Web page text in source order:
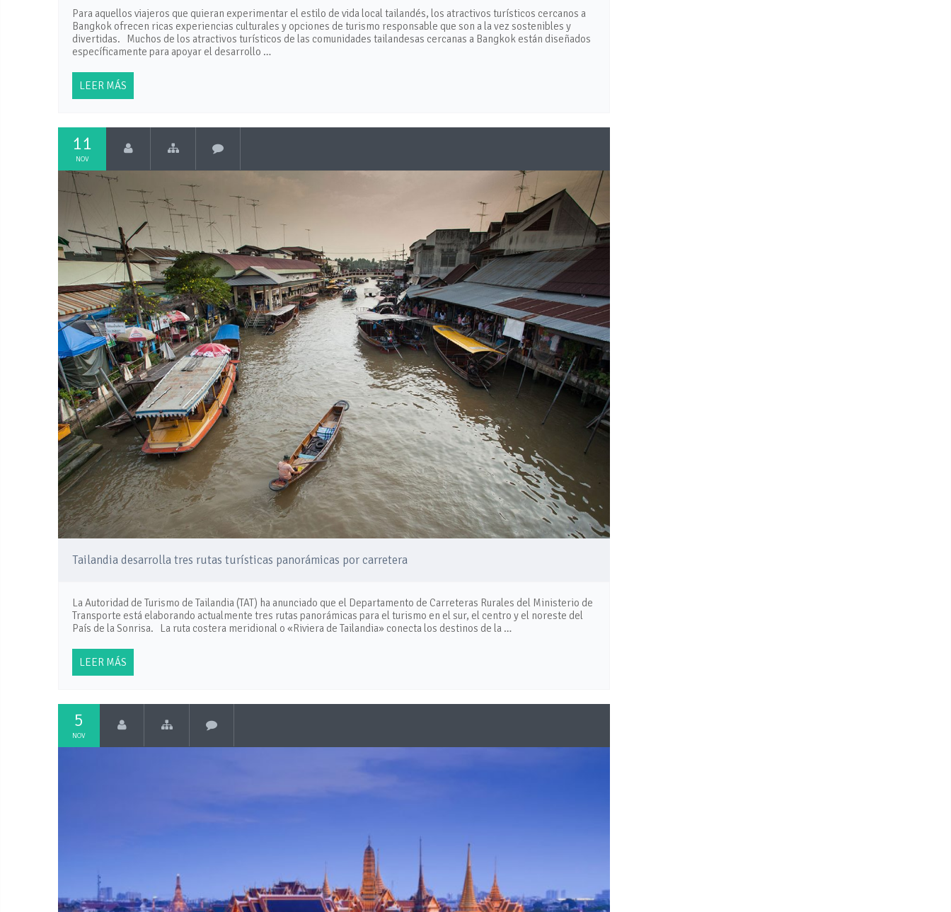
Para aquellos viajeros que quieran experimentar el estilo de vida local tailandés, los atractivos turísticos cercanos a
Bangkok ofrecen ricas experiencias culturales y opciones de turismo responsable que son a la vez sostenibles y
divertidas. Muchos de los atractivos turísticos de las comunidades tailandesas cercanas a Bangkok están diseñados
específicamente para apoyar el desarrollo …
LEER MÁS
11
NOV
Tailandia desarrolla tres rutas turísticas panorámicas por carretera
La Autoridad de Turismo de Tailandia (TAT) ha anunciado que el Departamento de Carreteras Rurales del Ministerio de
Transporte está elaborando actualmente tres rutas panorámicas para el turismo en el sur, el centro y el noreste del
País de la Sonrisa. La ruta costera meridional o «Riviera de Tailandia» conecta los destinos de la …
LEER MÁS
5
NOV